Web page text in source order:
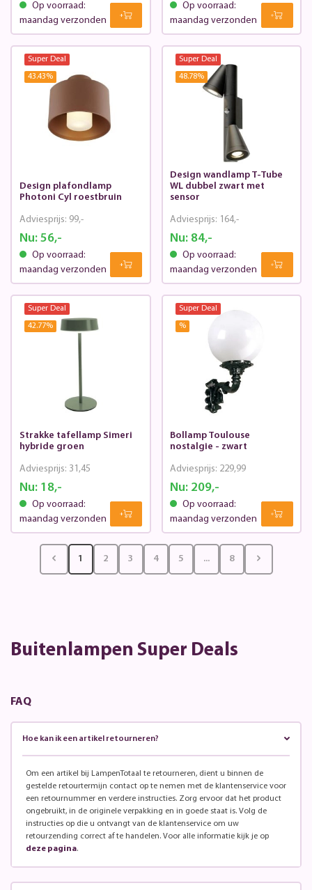
Op voorraad:
maandag verzonden
Op voorraad:
maandag verzonden
Super Deal
43.43%
Design plafondlamp
Photoni Cyl roestbruin
Nu:56,-
Adviesprijs: 99,-
Op voorraad:
maandag verzonden
Super Deal
48.78%
Design wandlamp T-Tube
WL dubbel zwart met
sensor
Nu: 84,-
Adviesprijs: 164,-
Op voorraad:
maandag verzonden
Super Deal
42.77%
Strakke tafellamp Simeri
hybride groen
Nu:18,-
Adviesprijs: 31,45
Op voorraad:
maandag verzonden
Super Deal
%
Bollamp Toulouse
nostalgie - zwart
Nu: 209,-
Adviesprijs: 229,99
Op voorraad:
maandag verzonden
1 2 3 4 5 ... 8
Buitenlampen Super Deals
FAQ
Hoe kan ik een artikel retourneren?
Om een artikel bij LampenTotaal te retourneren, dient u binnen de
gestelde retourtermijn contact op te nemen met de klantenservice voor
een retournummer en verdere instructies. Zorg ervoor dat het product
ongebruikt, in de originele verpakking en in goede staat is. Volg de
instructies op die u ontvangt van de klantenservice om uw
retourzending correct af te handelen. Voor alle informatie kijk je op
deze pagina.